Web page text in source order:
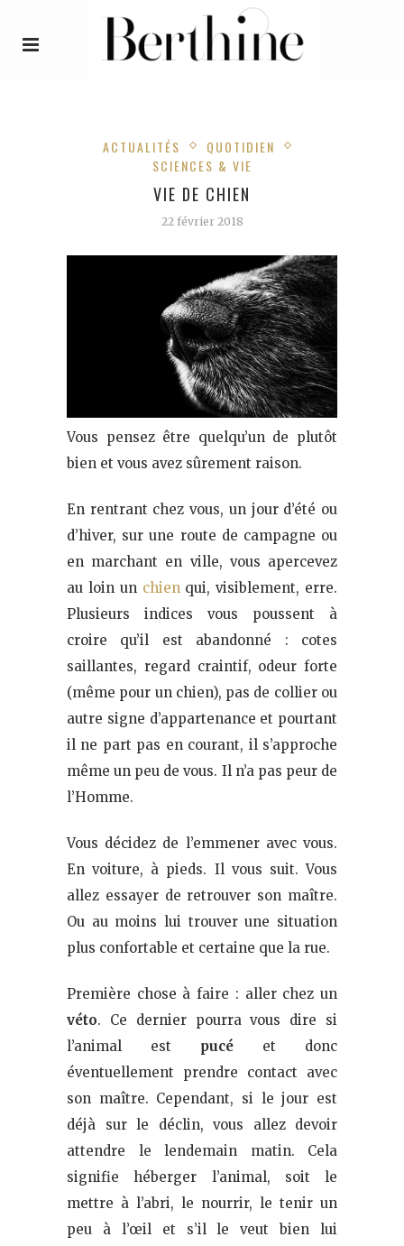
ACTUALITÉS
QUOTIDIEN
SCIENCES & VIE
VIE DE CHIEN
22 février 2018
Vous pensez être quelqu’un de plutôt
bien et vous avez sûrement raison.
En rentrant chez vous, un jour d’été ou
d’hiver, sur une route de campagne ou
en marchant en ville, vous apercevez
au loin un chien qui, visiblement, erre.
Plusieurs indices vous poussent à
croire qu’il est abandonné : cotes
saillantes, regard craintif, odeur forte
(même pour un chien), pas de collier ou
autre signe d’appartenance et pourtant
il ne part pas en courant, il s’approche
même un peu de vous. Il n’a pas peur de
l’Homme.
Vous décidez de l’emmener avec vous.
En voiture, à pieds. Il vous suit. Vous
allez essayer de retrouver son maître.
Ou au moins lui trouver une situation
plus confortable et certaine que la rue.
Première chose à faire : aller chez un
véto. Ce dernier pourra vous dire si
l’animal est pucé et donc
éventuellement prendre contact avec
son maître. Cependant, si le jour est
déjà sur le déclin, vous allez devoir
attendre le lendemain matin. Cela
signifie héberger l’animal, soit le
mettre à l’abri, le nourrir, le tenir un
peu à l’œil et s’il le veut bien lui